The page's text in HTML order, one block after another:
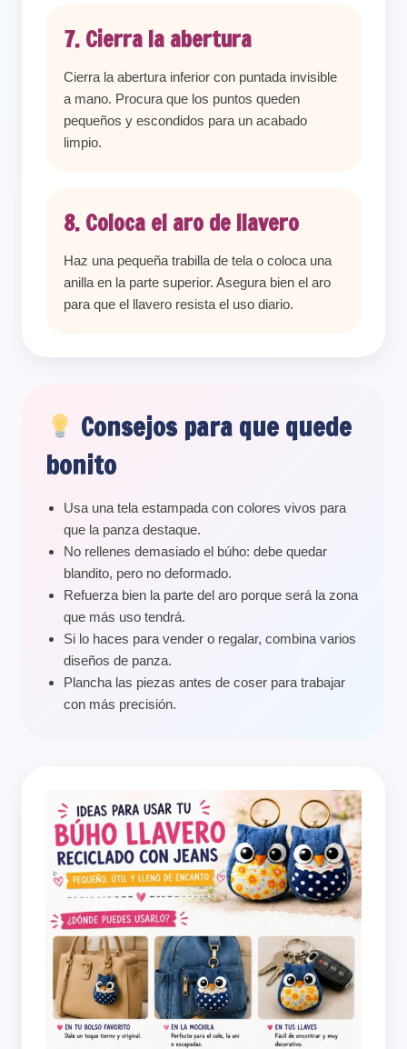
7. Cierra la abertura
Cierra la abertura inferior con puntada invisible
a mano. Procura que los puntos queden
pequeños y escondidos para un acabado
limpio.
8. Coloca el aro de llavero
Haz una pequeña trabilla de tela o coloca una
anilla en la parte superior. Asegura bien el aro
para que el llavero resista el uso diario.
Consejos para que quede
bonito
Usa una tela estampada con colores vivos para
que la panza destaque.
No rellenes demasiado el búho: debe quedar
blandito, pero no deformado.
Refuerza bien la parte del aro porque será la zona
que más uso tendrá.
Si lo haces para vender o regalar, combina varios
diseños de panza.
Plancha las piezas antes de coser para trabajar
con más precisión.